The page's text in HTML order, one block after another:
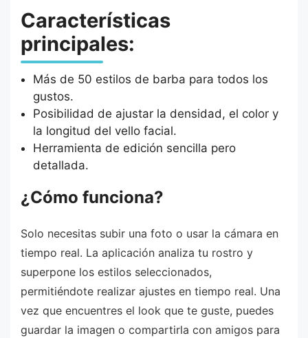
Características
principales:
Más de 50 estilos de barba para todos los
gustos.
Posibilidad de ajustar la densidad, el color y
la longitud del vello facial.
Herramienta de edición sencilla pero
detallada.
¿Cómo funciona?
Solo necesitas subir una foto o usar la cámara en
tiempo real. La aplicación analiza tu rostro y
superpone los estilos seleccionados,
permitiéndote realizar ajustes en tiempo real. Una
vez que encuentres el look que te guste, puedes
guardar la imagen o compartirla con amigos para